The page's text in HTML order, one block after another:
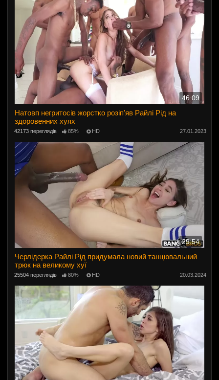
46:09
Натовп негритосів жорстко розіп'яв Райлі Рід на
здоровенних хуях
42173 переглядів 85% HD 27.01.2023
29:54
Черлідерка Райлі Рід придумала новий танцювальний
трюк на великому хуї
25504 переглядів 80% HD 20.03.2024